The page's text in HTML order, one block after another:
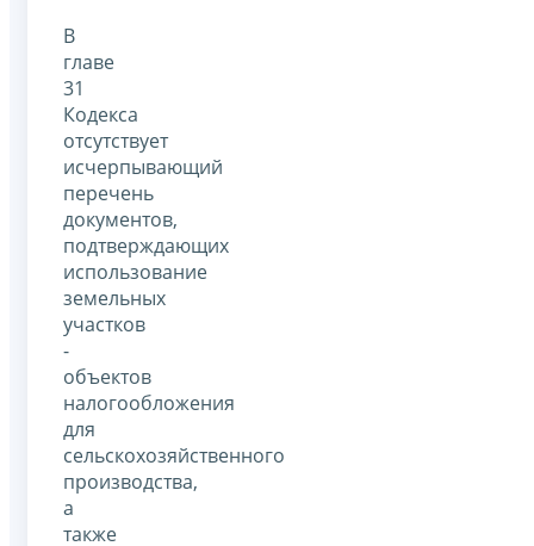
В
главе
31
Кодекса
отсутствует
исчерпывающий
перечень
документов,
подтверждающих
использование
земельных
участков
-
объектов
налогообложения
для
сельскохозяйственного
производства,
а
также